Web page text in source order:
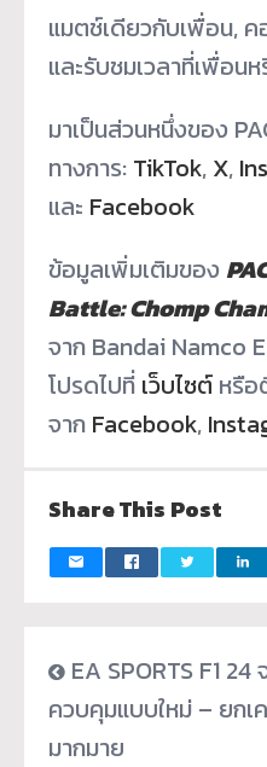
แมตช์เดียวกับเพื่อน,
และรับชมเวลาที่เพื่อน
มาเป็นส่วนหนึ่งของ
ทางการ: TikTok, X,
และ Facebook
ข้อมูลเพิ่มเติมของ
Battle: Chomp
จาก Bandai Namco
โปรดไปที่ เว็บไซต์ หรื
จาก Facebook,
Share This Post
EA SPORTS F1
ควบคุมแบบใหม่ – ยก
มากมาย